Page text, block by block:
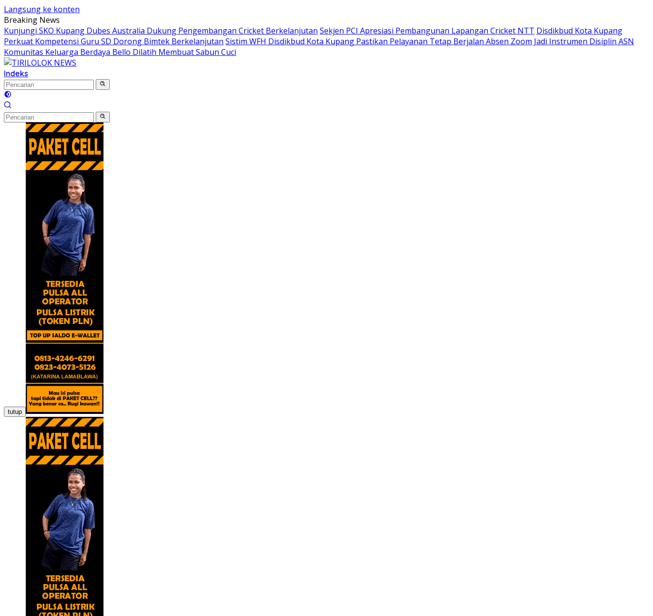
Langsung ke konten
Breaking News
Kunjungi SKO Kupang Dubes Australia Dukung Pengembangan Cricket Berkelanjutan Sekjen PCI Apresiasi Pembangunan Lapangan Cricket NTT Disdikbud Kota Kupang
Perkuat Kompetensi Guru SD Dorong Bimtek Berkelanjutan Sistim WFH Disdikbud Kota Kupang Pastikan Pelayanan Tetap Berjalan Absen Zoom Jadi Instrumen Disiplin ASN
Komunitas Keluarga Berdaya Bello Dilatih Membuat Sabun Cuci
Indeks
tutup